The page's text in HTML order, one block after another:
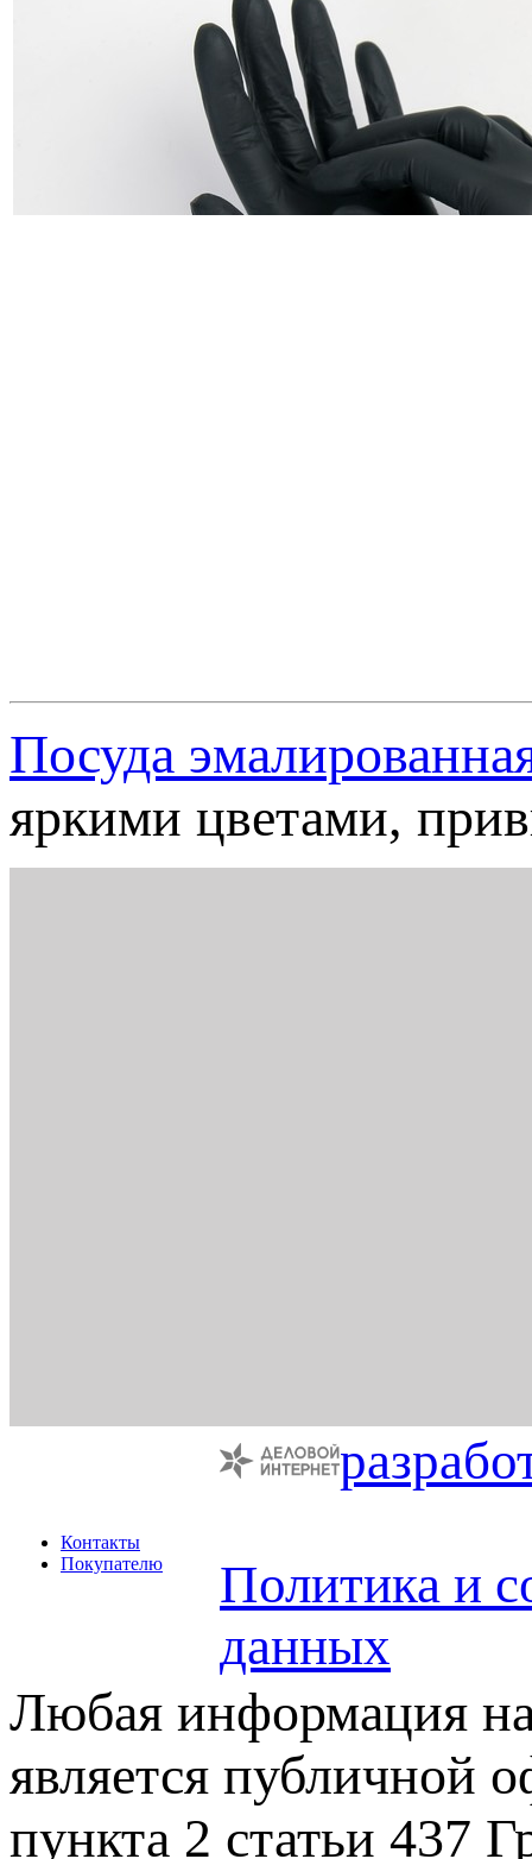
Посуда
яркими цветами,
Контакты
Покупателю
Политика и
данных
Любая информация на
является публичной
пункта 2 статьи 437